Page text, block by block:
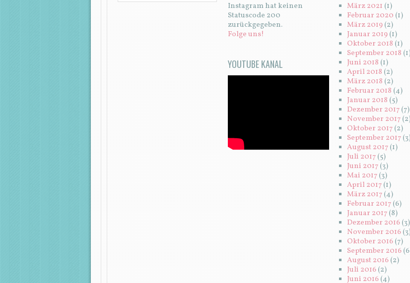
Instagram hat keinen
Statuscode 200
zurückgegeben.
Folge uns!
YOUTUBE KANAL
März 2021 (1)
Februar 2020 (1)
März 2019(2)
Januar 2019(1)
Oktober 2018 (1)
September 2018
Juni 2018 (1)
April 2018 (2)
März 2018 (2)
Februar 2018 (4)
Januar 2018 (5)
Dezember 2017(7)
November 2017
Oktober 2017(2)
September 2017
August 2017(1)
Juli 2017(5)
Juni 2017(3)
Mai 2017(3)
April 2017(1)
März 2017(4)
Februar 2017(6)
Januar 2017(8)
Dezember 2016(3)
November 2016
Oktober 2016(7)
September 2016
August 2016(2)
Juli 2016(2)
Juni 2016(4)